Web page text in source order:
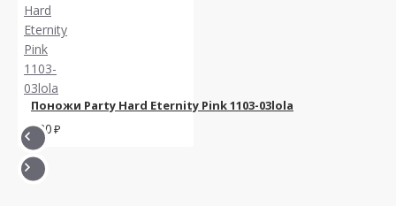
Поножи Party Hard Eternity Pink 1103-03lola
880